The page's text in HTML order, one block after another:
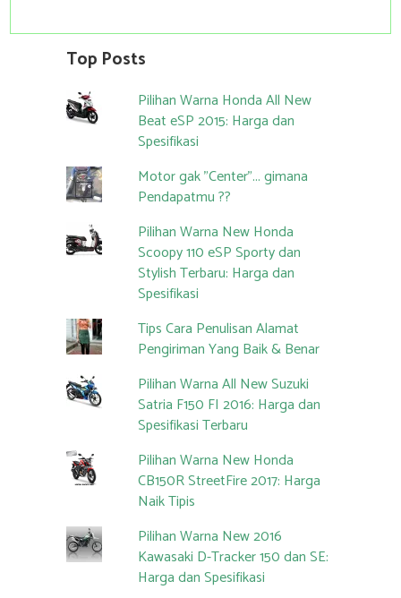
Top Posts
Pilihan Warna Honda All New
Beat eSP 2015: Harga dan
Spesifikasi
Motor gak "Center"... gimana
Pendapatmu ??
Pilihan Warna New Honda
Scoopy 110 eSP Sporty dan
Stylish Terbaru: Harga dan
Spesifikasi
Tips Cara Penulisan Alamat
Pengiriman Yang Baik & Benar
Pilihan Warna All New Suzuki
Satria F150 FI 2016: Harga dan
Spesifikasi Terbaru
Pilihan Warna New Honda
CB150R StreetFire 2017: Harga
Naik Tipis
Pilihan Warna New 2016
Kawasaki D-Tracker 150 dan SE:
Harga dan Spesifikasi